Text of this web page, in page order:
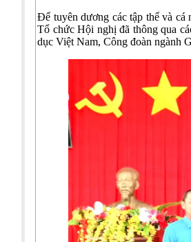
Để tuyên dương các tập thể và cá
Tổ chức Hội nghị đã thông qua
dục Việt Nam, Công đoàn ngành